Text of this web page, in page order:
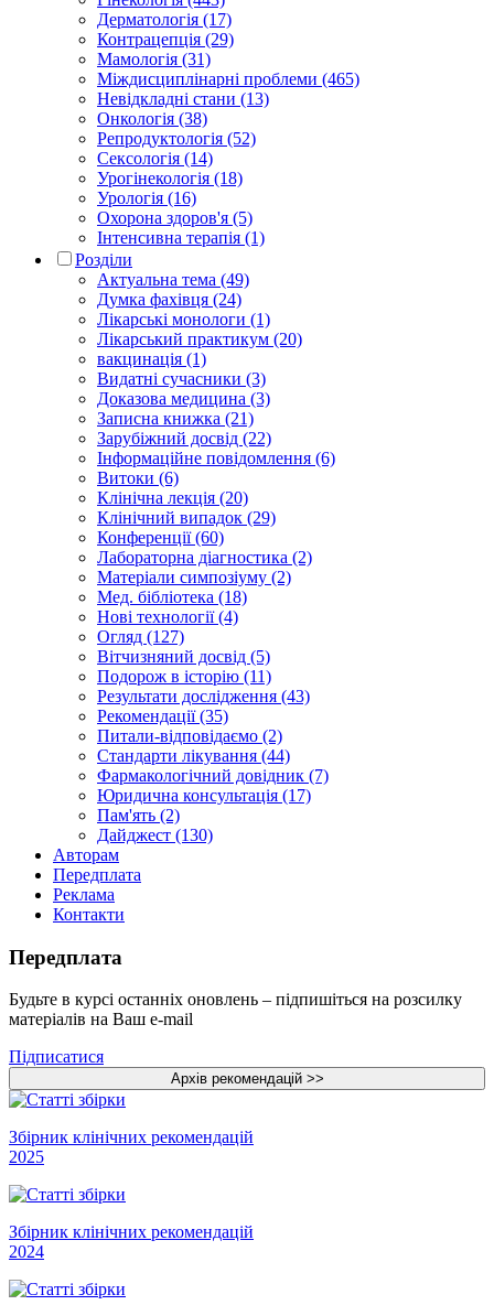
Дерматологія (17)
Контрацепція (29)
Мамологія (31)
Міждисциплінарні проблеми (465)
Невідкладні стани (13)
Онкологія (38)
Репродуктологія (52)
Сексологія (14)
Урогінекологія (18)
Урологія (16)
Охорона здоров'я (5)
Інтенсивна терапія (1)
Розділи
Актуальна тема (49)
Думка фахівця (24)
Лікарські монологи (1)
Лікарський практикум (20)
вакцинація (1)
Видатні сучасники (3)
Доказова медицина (3)
Записна книжка (21)
Зарубіжний досвід (22)
Інформаційне повідомлення (6)
Витоки (6)
Клінічна лекція (20)
Клінічний випадок (29)
Конференції (60)
Лабораторна діагностика (2)
Матеріали симпозіуму (2)
Мед. бібліотека (18)
Нові технології (4)
Огляд (127)
Вітчизняний досвід (5)
Подорож в історію (11)
Результати дослідження (43)
Рекомендації (35)
Питали-відповідаємо (2)
Стандарти лікування (44)
Фармакологічний довідник (7)
Юридична консультація (17)
Пам'ять (2)
Дайджест (130)
Авторам
Передплата
Реклама
Контакти
Передплата
Будьте в курсі останніх оновлень – підпишіться на розсилку
матеріалів на Ваш e-mail
Підписатися
Збірник клінічних рекомендацій
2025
Збірник клінічних рекомендацій
2024